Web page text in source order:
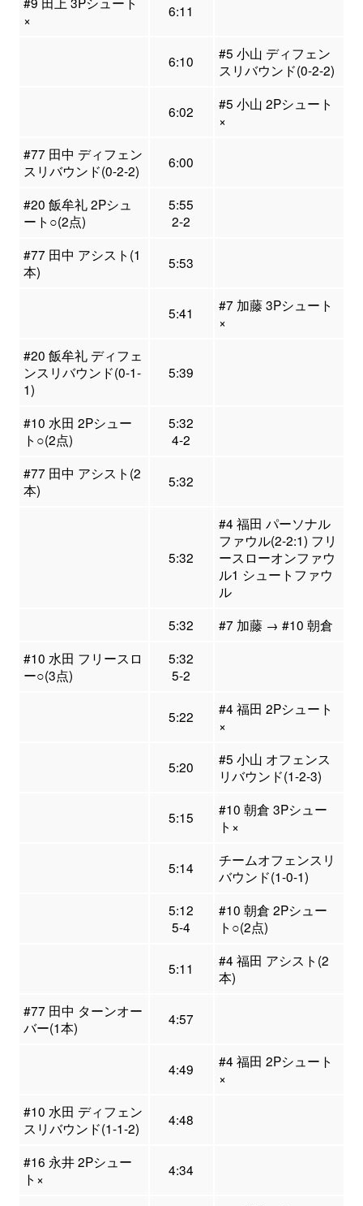
×
6:11
6:10
#5 小山 ディフェン
スリバウンド(0-2-2)
6:02
#5 小山 2Pシュート
×
#77 田中 ディフェン
スリバウンド(0-2-2)
6:00
#20 飯牟礼 2Pシュ
ート○(2点)
5:55
2-2
#77 田中 アシスト(1
本)
5:53
5:41
#7 加藤 3Pシュート
×
#20 飯牟礼 ディフェ
ンスリバウンド(0-1-
1)
5:39
#10 水田 2Pシュー
ト○(2点)
5:32
4-2
#77 田中 アシスト(2
本)
5:32
5:32
#4 福田 パーソナル
ファウル(2-2:1) フリ
ースローオンファウ
ル1 シュートファウ
ル
5:32
#7 加藤 → #10 朝倉
#10 水田 フリースロ
ー○(3点)
5:32
5-2
5:22
#4 福田 2Pシュート
×
5:20
#5 小山 オフェンス
リバウンド(1-2-3)
5:15
#10 朝倉 3Pシュー
ト×
5:14
チームオフェンスリ
バウンド(1-0-1)
5:12
5-4
#10 朝倉 2Pシュー
ト○(2点)
5:11
#4 福田 アシスト(2
本)
#77 田中 ターンオー
バー(1本)
4:57
4:49
#4 福田 2Pシュート
×
#10 水田 ディフェン
スリバウンド(1-1-2)
4:48
#16 永井 2Pシュー
ト×
4:34